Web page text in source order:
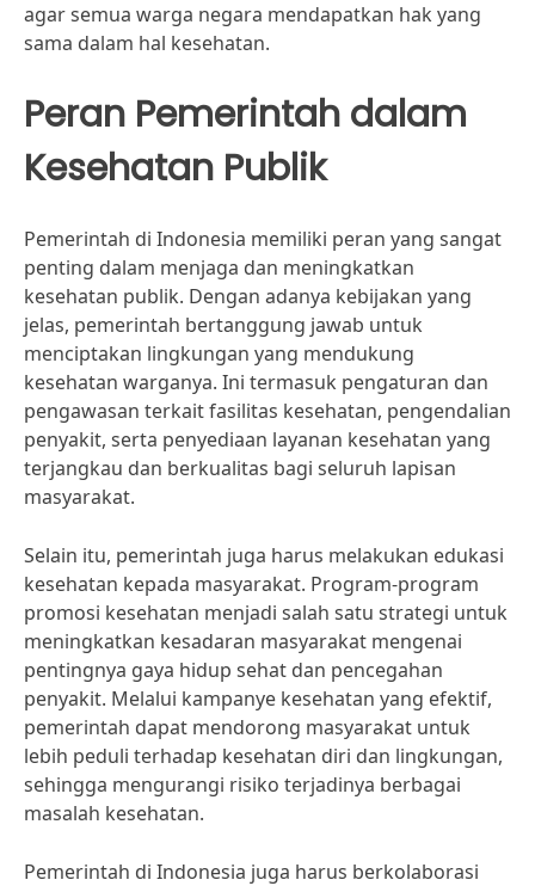
agar semua warga negara mendapatkan hak yang
sama dalam hal kesehatan.
Peran Pemerintah dalam
Kesehatan Publik
Pemerintah di Indonesia memiliki peran yang sangat
penting dalam menjaga dan meningkatkan
kesehatan publik. Dengan adanya kebijakan yang
jelas, pemerintah bertanggung jawab untuk
menciptakan lingkungan yang mendukung
kesehatan warganya. Ini termasuk pengaturan dan
pengawasan terkait fasilitas kesehatan, pengendalian
penyakit, serta penyediaan layanan kesehatan yang
terjangkau dan berkualitas bagi seluruh lapisan
masyarakat.
Selain itu, pemerintah juga harus melakukan edukasi
kesehatan kepada masyarakat. Program-program
promosi kesehatan menjadi salah satu strategi untuk
meningkatkan kesadaran masyarakat mengenai
pentingnya gaya hidup sehat dan pencegahan
penyakit. Melalui kampanye kesehatan yang efektif,
pemerintah dapat mendorong masyarakat untuk
lebih peduli terhadap kesehatan diri dan lingkungan,
sehingga mengurangi risiko terjadinya berbagai
masalah kesehatan.
Pemerintah di Indonesia juga harus berkolaborasi